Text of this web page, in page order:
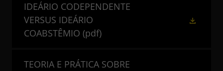
IDEÁRIO CODEPENDENTE
VERSUS IDEÁRIO
COABSTÊMIO (pdf)
TEORIA E PRÁTICA SOBRE